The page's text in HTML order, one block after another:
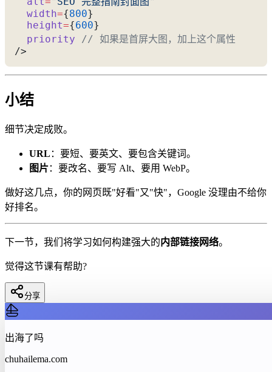
  width
={800}
  height
={600}
  priority
// 如果是首屏大图，加上这个属性
/>
小结
细节决定成败。
URL ：要短、要英文、要包含关键词。
图片：要改名、要写 Alt、要用 WebP。
做好这几点，你的网页既"好看"又"快"，Google 没理由不给你
好排名。
下一节，我们将学习如何构建强大的内部链接网络。
觉得这节课有帮助?
分享
出海了吗
chuhailema.com